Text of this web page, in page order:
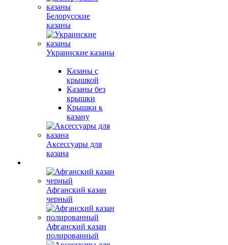
Белорусские
казаны
Украинские казаны
Казаны с
крышкой
Казаны без
крышки
Крышки к
казану
Аксессуары для
казана
Афганский казан
черный
Афганский казан
полированный